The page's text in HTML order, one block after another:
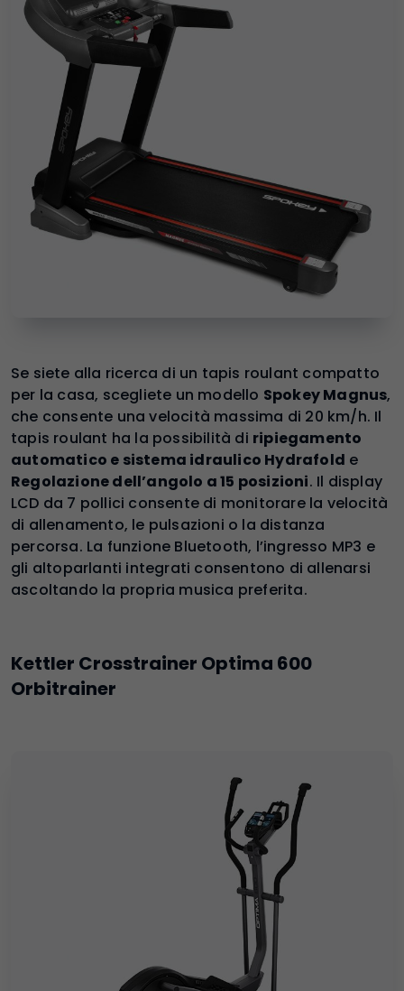
Se siete alla ricerca di un tapis roulant compatto
per la casa, scegliete un modello Spokey Magnus,
che consente una velocità massima di 20 km/h. Il
tapis roulant ha la possibilità di ripiegamento
automatico e sistema idraulico Hydrafold e
Regolazione dell’angolo a 15 posizioni. Il display
LCD da 7 pollici consente di monitorare la velocità
di allenamento, le pulsazioni o la distanza
percorsa. La funzione Bluetooth, l’ingresso MP3 e
gli altoparlanti integrati consentono di allenarsi
ascoltando la propria musica preferita.
Kettler Crosstrainer Optima 600
Orbitrainer